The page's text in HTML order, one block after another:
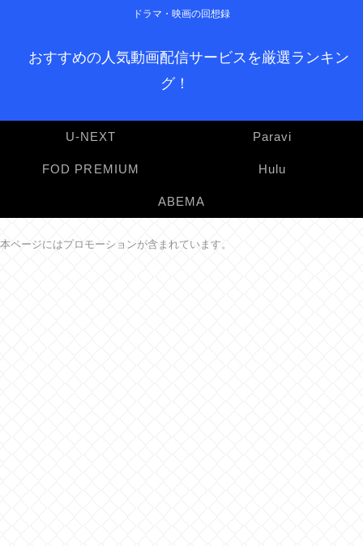
ドラマ・映画の回想録
おすすめの人気動画配信サービスを厳選ランキン
グ！
U-NEXT Paravi
FOD PREMIUM Hulu
ABEMA
本ページにはプロモーションが含まれています。